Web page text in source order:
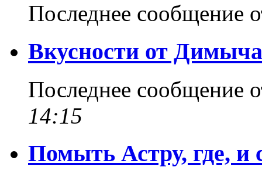
Последнее сообщение
Вкусности от Димыча
Последнее сообщение
14:15
Помыть Астру, где, и